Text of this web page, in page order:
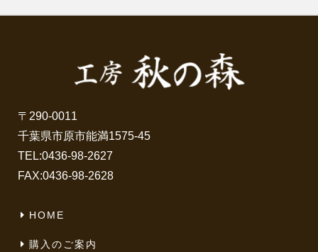
〒290-0011
千葉県市原市能満1575-45
TEL:0436-98-2627
FAX:0436-98-2628
HOME
購入のご案内